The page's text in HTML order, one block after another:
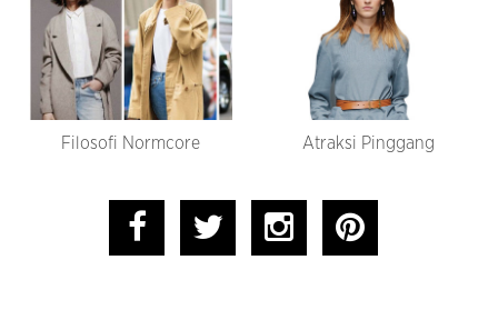
Filosofi Normcore Atraksi Pinggang